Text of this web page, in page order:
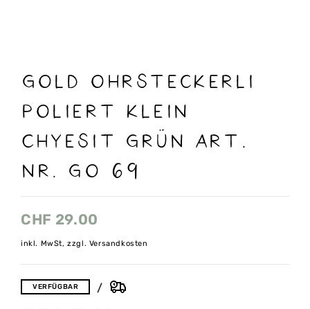
Gold Ohrsteckerli
Poliert klein
Chyesit grün Art.
Nr. go 69
CHF 29.00
inkl. MwSt, zzgl. Versandkosten
VERFÜGBAR